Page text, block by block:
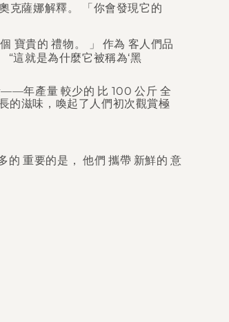
克薩娜解釋。 「你會發現它的
寶貴的 禮物。 」 作為 客人們品
這就是為什麼它被稱為‘黑
——年產量 較少的 比 100 公斤 全
的滋味，喚起了人們初次觀賞極
的 重要的是， 他們 攜帶 新鮮的 意